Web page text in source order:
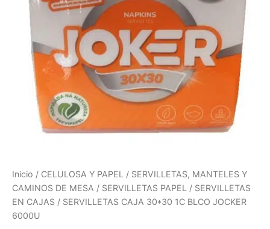
Inicio / CELULOSA Y PAPEL / SERVILLETAS, MANTELES Y
CAMINOS DE MESA / SERVILLETAS PAPEL / SERVILLETAS
EN CAJAS / SERVILLETAS CAJA 30*30 1C BLCO JOCKER
6000U